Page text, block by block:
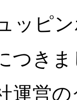
ッピ
つき
運営